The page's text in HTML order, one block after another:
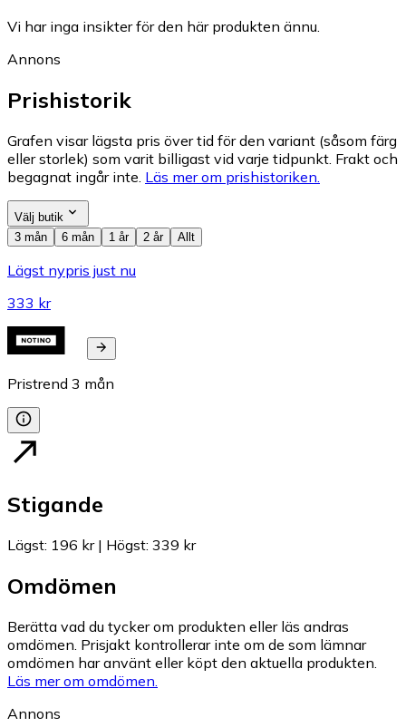
Vi har inga insikter för den här produkten ännu.
Annons
Prishistorik
Grafen visar lägsta pris över tid för den variant (såsom färg
eller storlek) som varit billigast vid varje tidpunkt. Frakt och
begagnat ingår inte. Läs mer om prishistoriken.
Välj butik
3 mån
6 mån 1 år 2 år Allt
Lägst nypris just nu
333 kr
Pristrend 3 mån
Stigande
Lägst: 196 kr| Högst: 339 kr
Omdömen
Berätta vad du tycker om produkten eller läs andras
omdömen. Prisjakt kontrollerar inte om de som lämnar
omdömen har använt eller köpt den aktuella produkten.
Läs mer om omdömen.
Annons